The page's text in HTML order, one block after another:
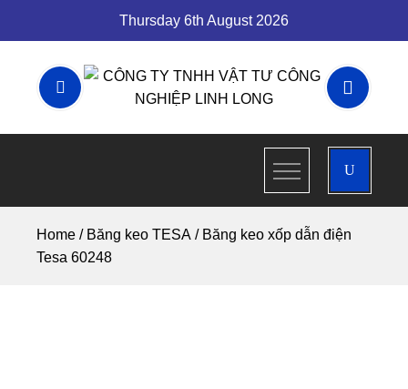
Thursday 6th August 2026
CÔNG TY
TNHH VẬT
TƯ CÔNG
CÔNG NGHIỆP LINH LONG
Home / Băng keo TESA / Băng keo xốp dẫn điện
Tesa 60248